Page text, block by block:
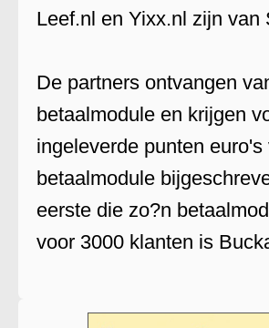
Leef.nl en Yixx.nl zijn van
De partners ontvangen
betaalmodule en krijgen
ingeleverde punten euro's
betaalmodule
eerste die zo?n
voor 3000 klanten is